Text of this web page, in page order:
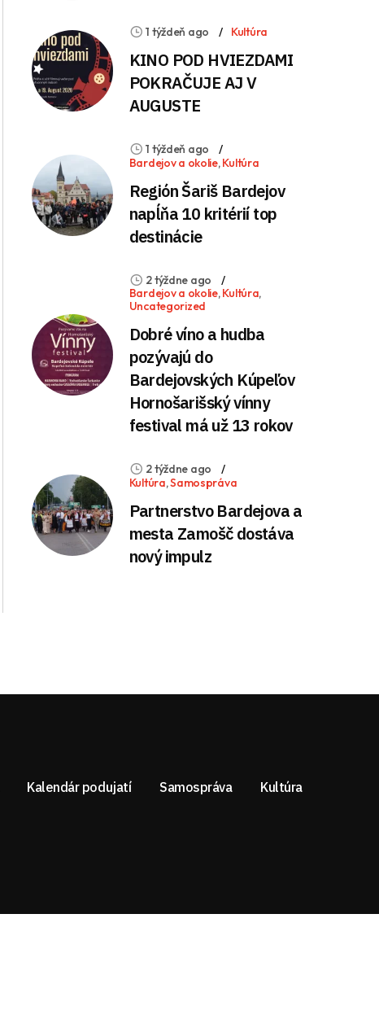
1 týždeň ago Kultúra
KINO POD HVIEZDAMI
POKRAČUJE AJ V
AUGUSTE
1 týždeň ago
Bardejov a okolie,Kultúra
Región Šariš Bardejov
napĺňa 10 kritérií top
destinácie
2 týždne ago
Bardejov a okolie,Kultúra,
Uncategorized
Dobré víno a hudba
pozývajú do
Bardejovských Kúpeľov
Hornošarišský vínny
festival má už 13 rokov
2 týždne ago
Kultúra,Samospráva
Partnerstvo Bardejova a
mesta Zamošč dostáva
nový impulz
Kalendár podujatí Samospráva Kultúra